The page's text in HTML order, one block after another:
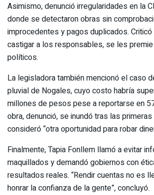
Asimismo, denunció irregularidades en la
donde se detectaron obras sin
improcedentes y pagos duplicados.
castigar a los responsables, se les
políticos.
La legisladora también mencionó el caso
pluvial de Nogales, cuyo costo habría
millones de pesos pese a reportarse en
obra, denunció, se inundó tras las
consideró “otra oportunidad para robar
Finalmente, Tapia Fonllem llamó a evitar
maquillados y demandó gobiernos con
resultados reales. “Rendir cuentas no es
honrar la confianza de la gente”, concluyó.